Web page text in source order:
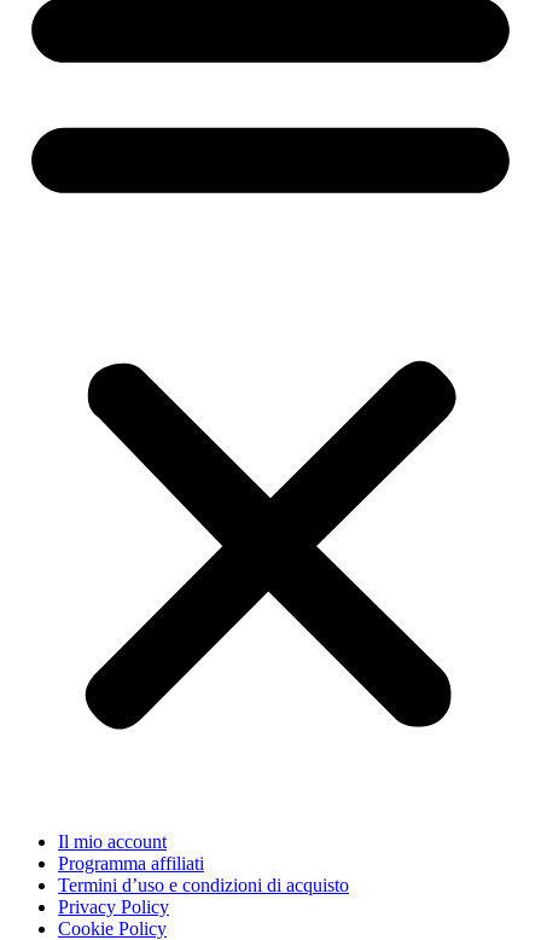
Il mio account
Programma affiliati
Termini d’uso e condizioni di acquisto
Privacy Policy
Cookie Policy